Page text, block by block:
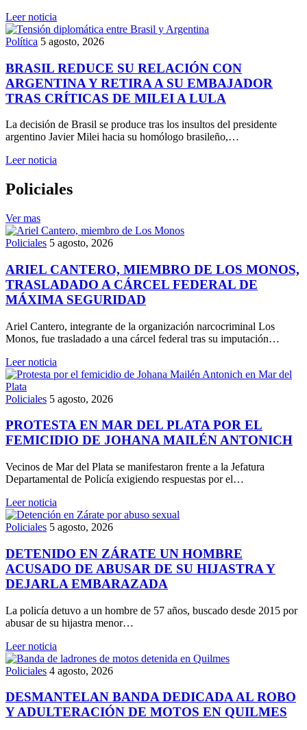
Leer noticia
Política 5 agosto, 2026
BRASIL REDUCE SU RELACIÓN CON
ARGENTINA Y RETIRA A SU EMBAJADOR
TRAS CRÍTICAS DE MILEI A LULA
La decisión de Brasil se produce tras los insultos del presidente
argentino Javier Milei hacia su homólogo brasileño,…
Leer noticia
Policiales
Ver mas
Policiales 5 agosto, 2026
ARIEL CANTERO, MIEMBRO DE LOS MONOS,
TRASLADADO A CÁRCEL FEDERAL DE
MÁXIMA SEGURIDAD
Ariel Cantero, integrante de la organización narcocriminal Los
Monos, fue trasladado a una cárcel federal tras su imputación…
Leer noticia
Policiales 5 agosto, 2026
PROTESTA EN MAR DEL PLATA POR EL
FEMICIDIO DE JOHANA MAILÉN ANTONICH
Vecinos de Mar del Plata se manifestaron frente a la Jefatura
Departamental de Policía exigiendo respuestas por el…
Leer noticia
Policiales 5 agosto, 2026
DETENIDO EN ZÁRATE UN HOMBRE
ACUSADO DE ABUSAR DE SU HIJASTRA Y
DEJARLA EMBARAZADA
La policía detuvo a un hombre de 57 años, buscado desde 2015 por
abusar de su hijastra menor…
Leer noticia
Policiales 4 agosto, 2026
DESMANTELAN BANDA DEDICADA AL ROBO
Y ADULTERACIÓN DE MOTOS EN QUILMES